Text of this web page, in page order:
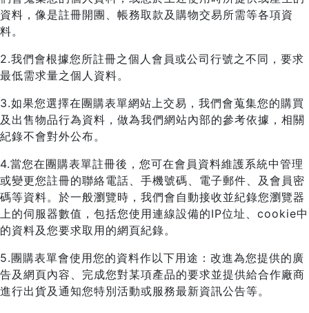
資料，像是註冊開團、帳務取款及購物交易所需等各項資
料。
2.我們會根據您所註冊之個人會員或公司行號之不同，要求
最低需求量之個人資料。
3.如果您選擇在團購表單網站上交易，我們會蒐集您的購買
及出售物品行為資料，做為我們網站內部的參考依據，相關
紀錄不會對外公布。
4.當您在團購表單註冊後，您可在會員資料維護系統中管理
或變更您註冊的聯絡電話、手機號碼、電子郵件、及會員密
碼等資料。於一般瀏覽時，我們會自動接收並紀錄您瀏覽器
上的伺服器數值，包括您使用連線設備的IP位址、cookie中
的資料及您要求取用的網頁紀錄。
5.團購表單會使用您的資料作以下用途：改進為您提供的廣
告及網頁內容、完成您對某項產品的要求並提供給合作廠商
進行出貨及通知您特別活動或服務最新資訊公告等。